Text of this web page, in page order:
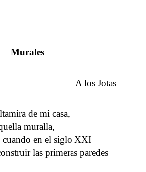
Murales
A los Jotas
de mi casa,
muralla,
en el siglo XXI
las primeras paredes